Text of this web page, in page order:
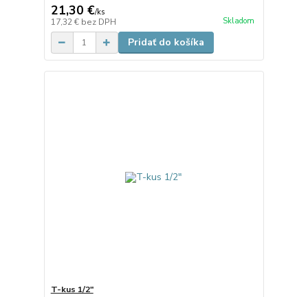
21,30 €/ks
17,32 € bez DPH Skladom
Pridať do košíka
T-kus 1/2"